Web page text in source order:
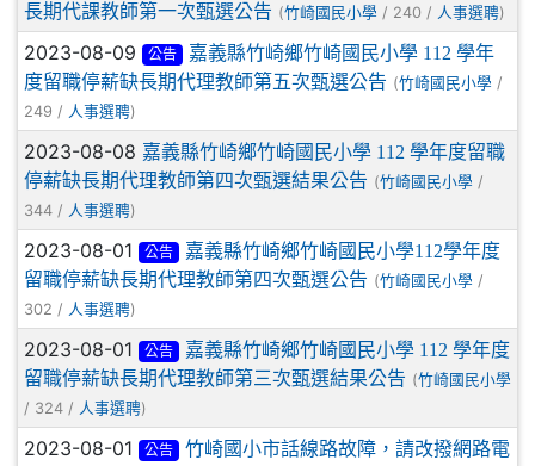
長期代課教師第一次甄選公告 (竹崎國民小學 / 240 / 人事選聘)
2023-08-09 公告
嘉義縣竹崎鄉竹崎國民小學 112 學年
度留職停薪缺長期代理教師第五次甄選公告 (竹崎國民小學 /
249 / 人事選聘)
2023-08-08 嘉義縣竹崎鄉竹崎國民小學 112 學年度留職
停薪缺長期代理教師第四次甄選結果公告 (竹崎國民小學 /
344 / 人事選聘)
2023-08-01 公告
嘉義縣竹崎鄉竹崎國民小學112學年度
留職停薪缺長期代理教師第四次甄選公告 (竹崎國民小學 /
302 / 人事選聘)
2023-08-01 公告
嘉義縣竹崎鄉竹崎國民小學 112 學年度
留職停薪缺長期代理教師第三次甄選結果公告 (竹崎國民小學
/ 324 / 人事選聘)
2023-08-01 公告
竹崎國小市話線路故障，請改撥網路電